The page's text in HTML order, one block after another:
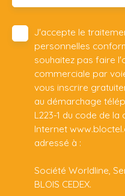
J'accepte le
personnelles
souhaitez pas faire
commerciale par
vous inscrire
au démarchage
L223-1 du code de
Internet
adressé à :
Société Worldline,
BLOIS CEDEX.